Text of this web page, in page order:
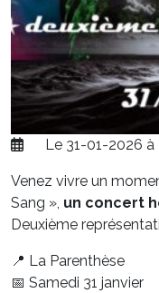
Le 31-01-2026 à
Venez vivre un
Sang », un concert
Deuxième
📍 La Parenthèse
📅 Samedi 31 janvier